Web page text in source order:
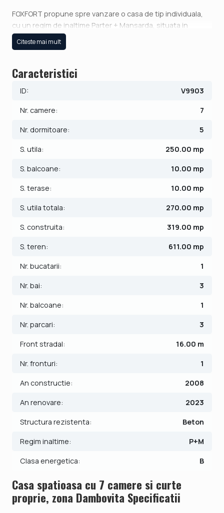
FOXFORT propune spre vanzare o casa de tip individuala,
cu un regim de inaltime Parter + Mansarda, situata in
Timisoara, zona Dambovita, avand un numar de 7 camere,
cu o suprafata utila de 250 mp si teren de 611 mp. Anul
de urmatoarele utilitati: curent electric, apa, canalizare,
Proprietatea este compartimentata in 2 parti:
- 3 dormitoare;
- living;
- jacuzzi;
- terasa si balcon.
- 2 dormitoare
- bucatarie cu zona de luat masa;
- terasa spatioasa 20 mp + balcon;
prin balcon, acesta fiind nesegmentat.
- Usa intrare: metal;
- Tamplarie ferestre: pvc;
Casa se vinde mobilata si ultilata: plita, cuptor, hota,
frigider cu congelator, cuptor cu microunde, expresor de
calorifere si 3 locuri de parcare. In interiorul curtii este
construita si o hala care este in curs de intabulare.
Pretul este de 499.990€ - COMISION 0%.
credit bancar.
ID intern: V9903
Citeste mai mult
Caracteristici
ID: V9903
Nr. camere: 7
Nr. dormitoare: 5
S. utila: 250.00 mp
S. balcoane: 10.00 mp
S. terase: 10.00 mp
S. utila totala: 270.00 mp
S. construita: 319.00 mp
S. teren: 611.00 mp
Nr. bucatarii: 1
Nr. bai: 3
Nr. balcoane: 1
Nr. parcari: 3
Front stradal: 16.00 m
Nr. fronturi: 1
An constructie: 2008
An renovare: 2023
Structura rezistenta: Beton
Regim inaltime: P+M
Clasa energetica: B
Casa spatioasa cu 7 camere si curte
proprie, zona Dambovita Specificatii